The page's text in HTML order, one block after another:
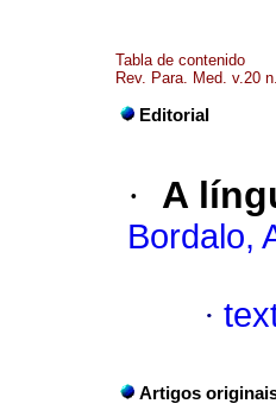
Tabla de contenido
Rev. Para. Med. v.20
Editorial
· A
Bordalo,
·
Artigos